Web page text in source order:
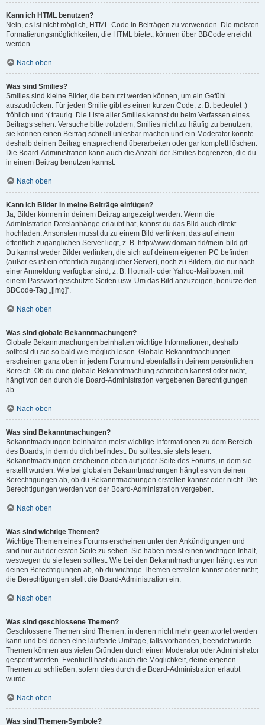
Kann ich HTML benutzen?
Nein, es ist nicht möglich, HTML-Code in Beiträgen zu verwenden. Die meisten
Formatierungsmöglichkeiten, die HTML bietet, können über BBCode erreicht
werden.
Nach oben
Was sind Smilies?
Smilies sind kleine Bilder, die benutzt werden können, um ein Gefühl
auszudrücken. Für jeden Smilie gibt es einen kurzen Code, z. B. bedeutet :)
fröhlich und :( traurig. Die Liste aller Smilies kannst du beim Verfassen eines
Beitrags sehen. Versuche bitte trotzdem, Smilies nicht zu häufig zu benutzen,
sie können einen Beitrag schnell unlesbar machen und ein Moderator könnte
deshalb deinen Beitrag entsprechend überarbeiten oder gar komplett löschen.
Die Board-Administration kann auch die Anzahl der Smilies begrenzen, die du
in einem Beitrag benutzen kannst.
Nach oben
Kann ich Bilder in meine Beiträge einfügen?
Ja, Bilder können in deinem Beitrag angezeigt werden. Wenn die
Administration Dateianhänge erlaubt hat, kannst du das Bild auch direkt
hochladen. Ansonsten musst du zu einem Bild verlinken, das auf einem
öffentlich zugänglichen Server liegt, z. B. http://www.domain.tld/mein-bild.gif.
Du kannst weder Bilder verlinken, die sich auf deinem eigenen PC befinden
(außer es ist ein öffentlich zugänglicher Server), noch zu Bildern, die nur nach
einer Anmeldung verfügbar sind, z. B. Hotmail- oder Yahoo-Mailboxen, mit
einem Passwort geschützte Seiten usw. Um das Bild anzuzeigen, benutze den
BBCode-Tag „[img]“.
Nach oben
Was sind globale Bekanntmachungen?
Globale Bekanntmachungen beinhalten wichtige Informationen, deshalb
solltest du sie so bald wie möglich lesen. Globale Bekanntmachungen
erscheinen ganz oben in jedem Forum und ebenfalls in deinem persönlichen
Bereich. Ob du eine globale Bekanntmachung schreiben kannst oder nicht,
hängt von den durch die Board-Administration vergebenen Berechtigungen
ab.
Nach oben
Was sind Bekanntmachungen?
Bekanntmachungen beinhalten meist wichtige Informationen zu dem Bereich
des Boards, in dem du dich befindest. Du solltest sie stets lesen.
Bekanntmachungen erscheinen oben auf jeder Seite des Forums, in dem sie
erstellt wurden. Wie bei globalen Bekanntmachungen hängt es von deinen
Berechtigungen ab, ob du Bekanntmachungen erstellen kannst oder nicht. Die
Berechtigungen werden von der Board-Administration vergeben.
Nach oben
Was sind wichtige Themen?
Wichtige Themen eines Forums erscheinen unter den Ankündigungen und
sind nur auf der ersten Seite zu sehen. Sie haben meist einen wichtigen Inhalt,
weswegen du sie lesen solltest. Wie bei den Bekanntmachungen hängt es von
deinen Berechtigungen ab, ob du wichtige Themen erstellen kannst oder nicht;
die Berechtigungen stellt die Board-Administration ein.
Nach oben
Was sind geschlossene Themen?
Geschlossene Themen sind Themen, in denen nicht mehr geantwortet werden
kann und bei denen eine laufende Umfrage, falls vorhanden, beendet wurde.
Themen können aus vielen Gründen durch einen Moderator oder Administrator
gesperrt werden. Eventuell hast du auch die Möglichkeit, deine eigenen
Themen zu schließen, sofern dies durch die Board-Administration erlaubt
wurde.
Nach oben
Was sind Themen-Symbole?